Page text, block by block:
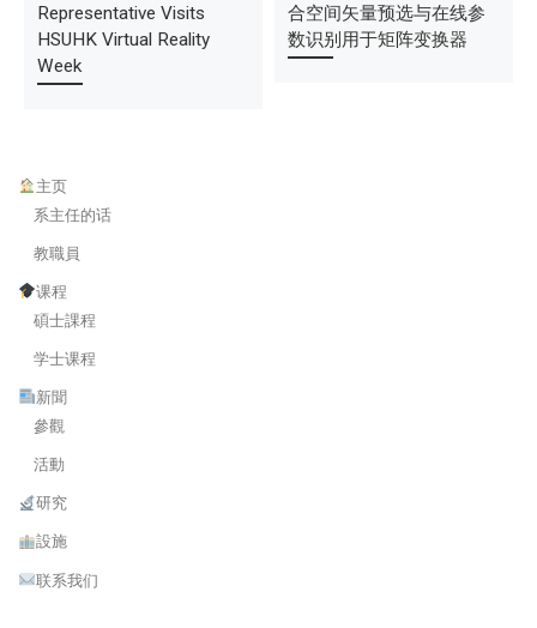
Representative Visits
HSUHK Virtual Reality
Week
合空间矢量预选与在线参
数识别用于矩阵变换器
主页
系主任的话
教職員
课程
碩士課程
学士课程
新聞
參觀
活動
研究
設施
联系我们